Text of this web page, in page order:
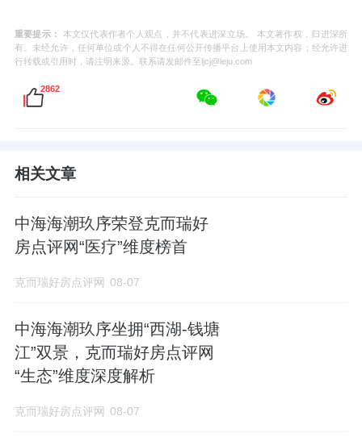
重要提示：
本文仅代表作者个人观点，并不代表进深立场。 本文著作权，归进深所
有。未经允许，任何单位或个人不得在任何公开传播平台上使用本文内容；经允许进
行转载或引用时，请注明来源。联系请发邮件至ljcj@leju.com
2862
相关文章
中海海潮玖序荣登克而瑞好
房点评网“医疗”维度榜首
克而瑞好房点评网 08-07
中海海潮玖序坐拥“西湖-钱塘
江”双景，克而瑞好房点评网
“生态”维度深度解析
克而瑞好房点评网 08-07